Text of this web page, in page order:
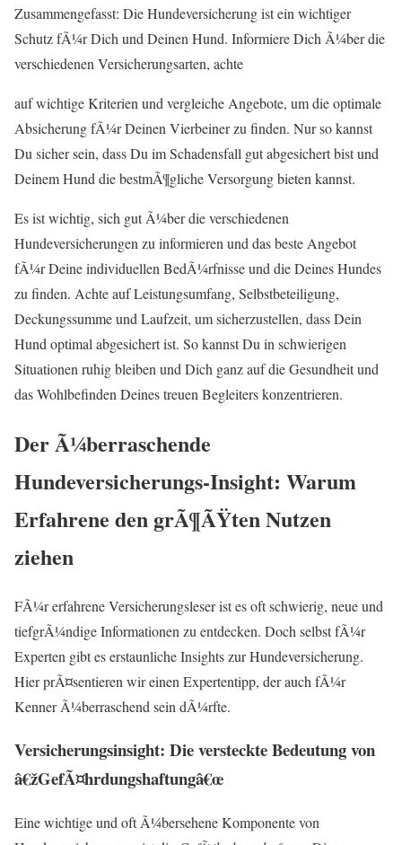
Zusammengefasst: Die Hundeversicherung ist ein wichtiger
Schutz fÃ¼r Dich und Deinen Hund. Informiere Dich Ã¼ber die
verschiedenen Versicherungsarten, achte
auf wichtige Kriterien und vergleiche Angebote, um die optimale
Absicherung fÃ¼r Deinen Vierbeiner zu finden. Nur so kannst
Du sicher sein, dass Du im Schadensfall gut abgesichert bist und
Deinem Hund die bestmÃ¶gliche Versorgung bieten kannst.
Es ist wichtig, sich gut Ã¼ber die verschiedenen
Hundeversicherungen zu informieren und das beste Angebot
fÃ¼r Deine individuellen BedÃ¼rfnisse und die Deines Hundes
zu finden. Achte auf Leistungsumfang, Selbstbeteiligung,
Deckungssumme und Laufzeit, um sicherzustellen, dass Dein
Hund optimal abgesichert ist. So kannst Du in schwierigen
Situationen ruhig bleiben und Dich ganz auf die Gesundheit und
das Wohlbefinden Deines treuen Begleiters konzentrieren.
Der Ã¼berraschende
Hundeversicherungs-Insight: Warum
Erfahrene den grÃ¶ÃŸten Nutzen
ziehen
FÃ¼r erfahrene Versicherungsleser ist es oft schwierig, neue und
tiefgrÃ¼ndige Informationen zu entdecken. Doch selbst fÃ¼r
Experten gibt es erstaunliche Insights zur Hundeversicherung.
Hier prÃ¤sentieren wir einen Expertentipp, der auch fÃ¼r
Kenner Ã¼berraschend sein dÃ¼rfte.
Versicherungsinsight: Die versteckte Bedeutung von
â€žGefÃ¤hrdungshaftungâ€œ
Eine wichtige und oft Ã¼bersehene Komponente von